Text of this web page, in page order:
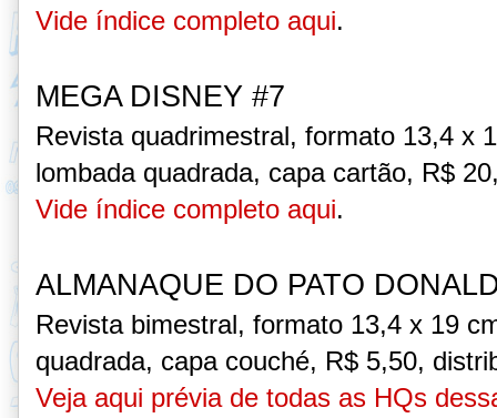
Vide índice completo aqui.
MEGA DISNEY #7
Revista quadrimestral, formato 13,4 x
lombada quadrada, capa cartão, R$
Vide índice completo aqui.
ALMANAQUE DO PATO
Revista bimestral, formato 13,4 x 19
quadrada, capa couché, R$ 5,50,
Veja aqui prévia de todas as HQs